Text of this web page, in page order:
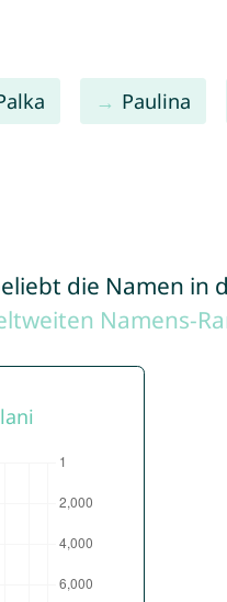
Paulina
die Namen in
Namens-